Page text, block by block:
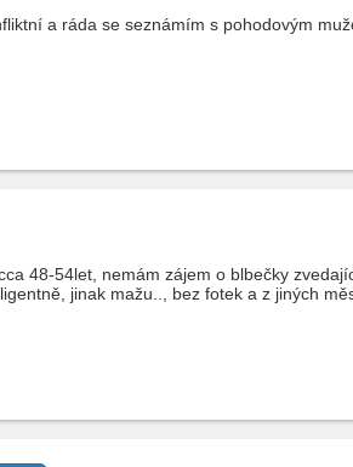
a ráda se seznámím s pohodovým
48-54let, nemám zájem o blbečky
jinak mažu.., bez fotek a z jiných